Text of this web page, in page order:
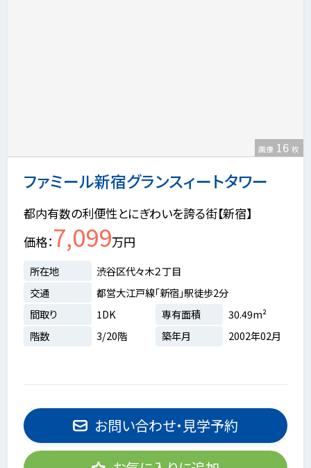
ファミール新宿グランスィートタワー
画像 16 枚
都内有数の利便性とにぎわいを誇る街【新宿】
価格 7,099万円
所在地
渋谷区代々木２丁目
交通
都営大江戸線「新宿」駅徒歩2分
間取り
1DK 専有面積
30.49m²
階数
3/20階 築年月 2002年02月
お問い合わせ・見学予約